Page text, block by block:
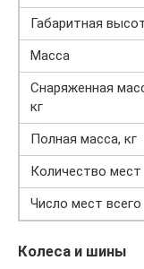
Габаритная
Масса
Снаряженная
кг
Полная масса, кг
Количество мест
Число мест всего
Колеса и шины